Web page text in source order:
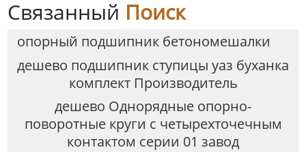
Связанный Поиск
опорный подшипник бетономешалки
дешево подшипник ступицы уаз буханка
комплект Производитель
дешево Однорядные опорно-
поворотные круги с четырехточечным
контактом серии 01 завод